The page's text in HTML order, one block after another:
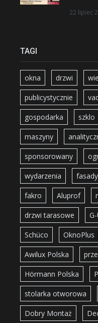
22 lipiec
TAGI
okna drzwi
publicystycznie
gospodarka szklo
maszyny
sponsorowany
wydarzenia fasady
fakro Aluprof
drzwi tarasowe
Schüco OknoPlus
Awilux Polska
Hörmann Polska
stolarka otworowa
Dobry Montaż